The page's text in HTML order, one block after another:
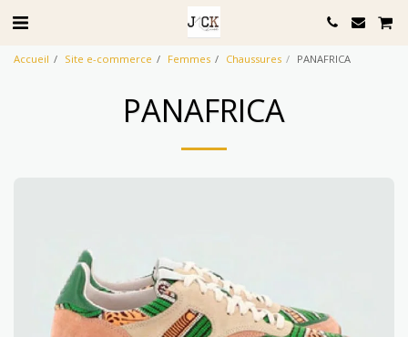
Accueil Site e-commerce Femmes Chaussures PANAFRICA
PANAFRICA